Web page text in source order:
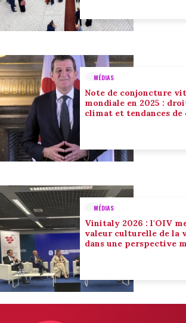
MÉDIAS
Note de conjoncture
mondiale en 2025 :
climat et tendances de
MÉDIAS
Vinitaly 2026 : l'OIV
valeur culturelle de la
dans une perspective